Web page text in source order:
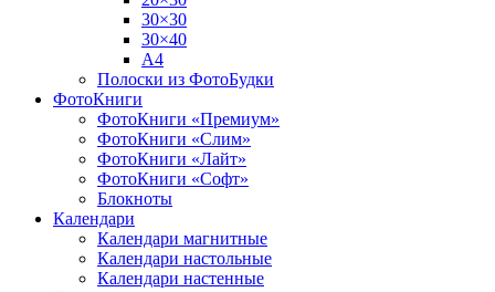
30×30
30×40
A4
Полоски из ФотоБудки
ФотоКниги
ФотоКниги «Премиум»
ФотоКниги «Слим»
ФотоКниги «Лайт»
ФотоКниги «Софт»
Блокноты
Календари
Календари магнитные
Календари настольные
Календари настенные